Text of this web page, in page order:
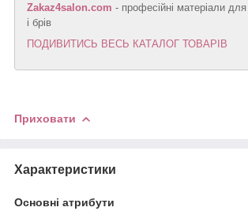
Zakaz4salon.com - професійні матеріали
і брів
ПОДИВИТИСЬ ВЕСЬ КАТАЛОГ ТОВАРІВ
Приховати
Характеристики
Основні атрибути